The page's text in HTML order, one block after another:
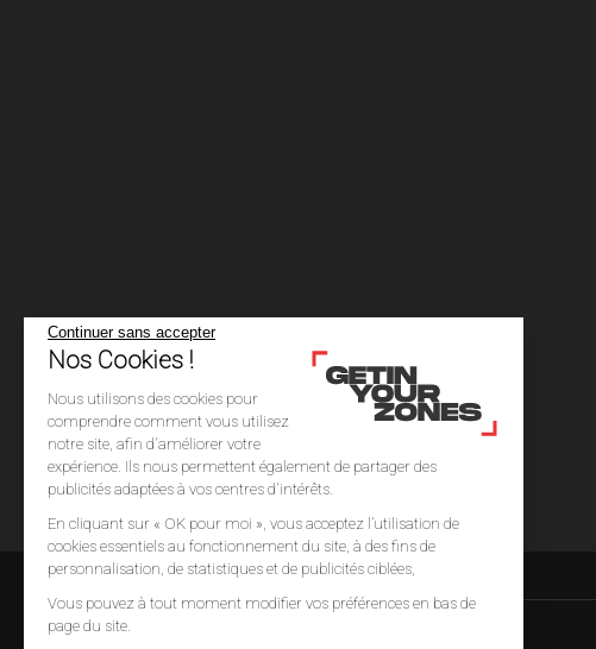
Continuer sans accepter
Nos Cookies !
Nous utilisons des cookies pour
comprendre comment vous utilisez
notre site, afin d'améliorer votre
expérience. Ils nous permettent également de partager des
publicités adaptées à vos centres d'intérêts.
En cliquant sur « OK pour moi », vous acceptez l’utilisation de
cookies essentiels au fonctionnement du site, à des fins de
personnalisation, de statistiques et de publicités ciblées,
Vous pouvez à tout moment modifier vos préférences en bas de
page du site.